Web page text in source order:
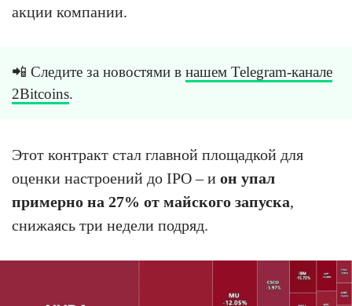
акции компании.
📲 Следите за новостями в нашем Telegram-канале
2Bitcoins.
Этот контракт стал главной площадкой для
оценки настроений до IPO – и он упал
примерно на 27% от майского запуска,
снижаясь три недели подряд.